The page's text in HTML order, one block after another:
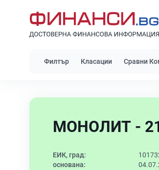
Филтър Класации Сравни
МОНОЛИТ -
ЕИК, град:
основана: